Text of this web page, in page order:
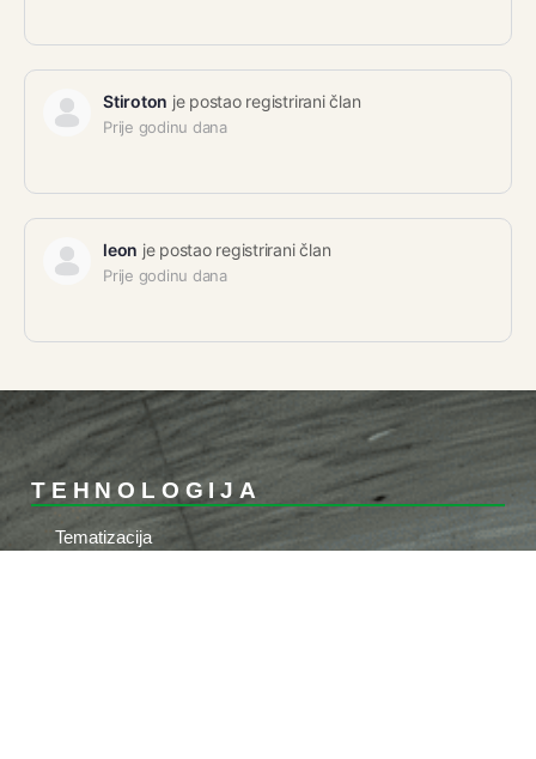
Stiroton je postao registrirani član
Prije godinu dana
leon je postao registrirani član
Prije godinu dana
TEHNOLOGIJA
Tematizacija